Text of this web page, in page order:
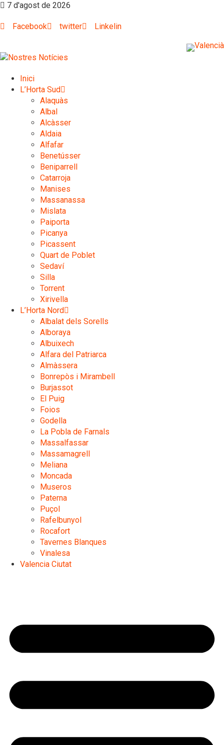
7 d'agost de 2026
Facebook twitter Linkelin
Inici
L’Horta Sud
Alaquàs
Albal
Alcàsser
Aldaia
Alfafar
Benetússer
Beniparrell
Catarroja
Manises
Massanassa
Mislata
Paiporta
Picanya
Picassent
Quart de Poblet
Sedaví
Silla
Torrent
Xirivella
L’Horta Nord
Albalat dels Sorells
Alboraya
Albuixech
Alfara del Patriarca
Almàssera
Bonrepòs i Mirambell
Burjassot
El Puig
Foios
Godella
La Pobla de Farnals
Massalfassar
Massamagrell
Meliana
Moncada
Museros
Paterna
Puçol
Rafelbunyol
Rocafort
Tavernes Blanques
Vinalesa
Valencia Ciutat